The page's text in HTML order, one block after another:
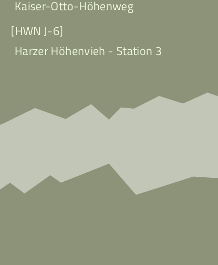
Kaiser-Otto-Höhenweg
[HWN J-6]
Harzer Höhenvieh - Station 3